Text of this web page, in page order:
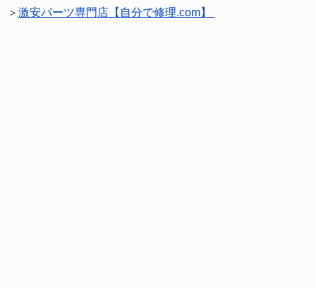
＞ 激安パーツ専門店【自分で修理.com】